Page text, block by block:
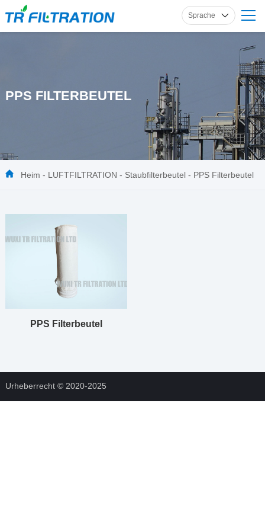
Sprache
Englisch
PPS FILTERBEUTEL
Heim - LUFTFILTRATION - Staubfilterbeutel- PPS Filterbeutel
PPS Filterbeutel
Urheberrecht © 2020-2025